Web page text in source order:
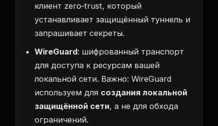
клиент zero‑trust, который
устанавливает защищённый туннель и
запрашивает секреты.
WireGuard: шифрованный транспорт
для доступа к ресурсам вашей
локальной сети. Важно: WireGuard
используем для создания локальной
защищённой сети, а не для обхода
ограничений.